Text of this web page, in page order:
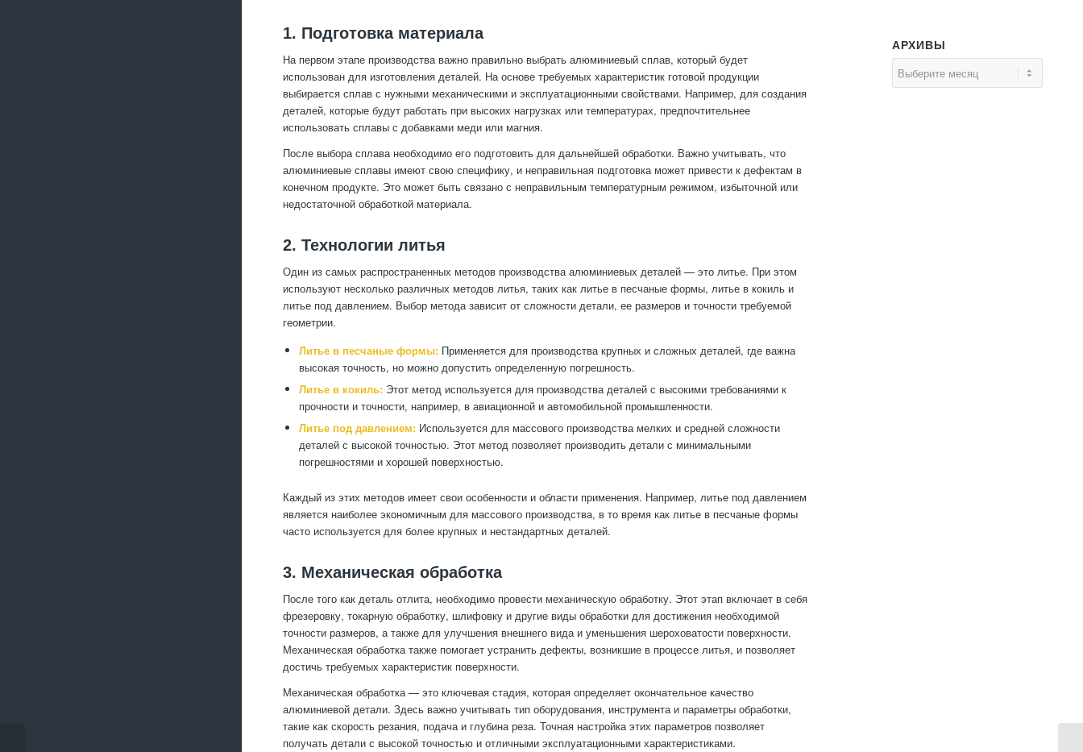
1. Подготовка материала
На первом этапе производства важно правильно выбрать алюминиевый сплав, который будет
использован для изготовления деталей. На основе требуемых характеристик готовой продукции
выбирается сплав с нужными механическими и эксплуатационными свойствами. Например, для создания
деталей, которые будут работать при высоких нагрузках или температурах, предпочтительнее
использовать сплавы с добавками меди или магния.
После выбора сплава необходимо его подготовить для дальнейшей обработки. Важно учитывать, что
алюминиевые сплавы имеют свою специфику, и неправильная подготовка может привести к дефектам в
конечном продукте. Это может быть связано с неправильным температурным режимом, избыточной или
недостаточной обработкой материала.
2. Технологии литья
Один из самых распространенных методов производства алюминиевых деталей — это литье. При этом
используют несколько различных методов литья, таких как литье в песчаные формы, литье в кокиль и
литье под давлением. Выбор метода зависит от сложности детали, ее размеров и точности требуемой
геометрии.
Литье в песчаные формы: Применяется для производства крупных и сложных деталей, где важна
высокая точность, но можно допустить определенную погрешность.
Литье в кокиль: Этот метод используется для производства деталей с высокими требованиями к
прочности и точности, например, в авиационной и автомобильной промышленности.
Литье под давлением: Используется для массового производства мелких и средней сложности
деталей с высокой точностью. Этот метод позволяет производить детали с минимальными
погрешностями и хорошей поверхностью.
Каждый из этих методов имеет свои особенности и области применения. Например, литье под давлением
является наиболее экономичным для массового производства, в то время как литье в песчаные формы
часто используется для более крупных и нестандартных деталей.
3. Механическая обработка
После того как деталь отлита, необходимо провести механическую обработку. Этот этап включает в себя
фрезеровку, токарную обработку, шлифовку и другие виды обработки для достижения необходимой
точности размеров, а также для улучшения внешнего вида и уменьшения шероховатости поверхности.
Механическая обработка также помогает устранить дефекты, возникшие в процессе литья, и позволяет
достичь требуемых характеристик поверхности.
Механическая обработка — это ключевая стадия, которая определяет окончательное качество
алюминиевой детали. Здесь важно учитывать тип оборудования, инструмента и параметры обработки,
такие как скорость резания, подача и глубина реза. Точная настройка этих параметров позволяет
получать детали с высокой точностью и отличными эксплуатационными характеристиками.
АРХИВЫ